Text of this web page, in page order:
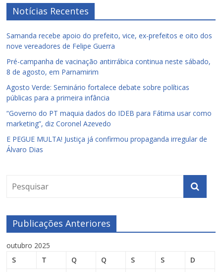
Notícias Recentes
Samanda recebe apoio do prefeito, vice, ex-prefeitos e oito dos
nove vereadores de Felipe Guerra
Pré-campanha de vacinação antirrábica continua neste sábado,
8 de agosto, em Parnamirim
Agosto Verde: Seminário fortalece debate sobre políticas
públicas para a primeira infância
“Governo do PT maquia dados do IDEB para Fátima usar como
marketing”, diz Coronel Azevedo
E PEGUE MULTA! Justiça já confirmou propaganda irregular de
Álvaro Dias
Publicações Anteriores
outubro 2025
S
T Q Q S S
D